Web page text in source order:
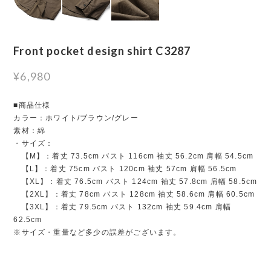
Front pocket design shirt C3287
¥6,980
■商品仕様
カラー：ホワイト/ブラウン/グレー
素材：綿
・サイズ：
【M】：着丈 73.5cm バスト 116cm 袖丈 56.2cm 肩幅 54.5cm
【L】：着丈 75cm バスト 120cm 袖丈 57cm 肩幅 56.5cm
【XL】：着丈 76.5cm バスト 124cm 袖丈 57.8cm 肩幅 58.5cm
【2XL】：着丈 78cm バスト 128cm 袖丈 58.6cm 肩幅 60.5cm
【3XL】：着丈 79.5cm バスト 132cm 袖丈 59.4cm 肩幅
62.5cm
※サイズ・重量など多少の誤差がございます。